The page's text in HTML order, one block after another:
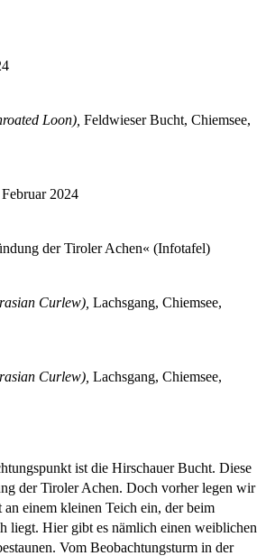
Loon), Feldwieser Bucht, Chiemsee,
2024
der Tiroler Achen« (Infotafel)
Curlew), Lachsgang, Chiemsee,
Curlew), Lachsgang, Chiemsee,
ist die Hirschauer Bucht. Diese
der Tiroler Achen. Doch vorher legen wir
einem kleinen Teich ein, der beim
liegt. Hier gibt es nämlich einen weiblichen
Vom Beobachtungsturm in der